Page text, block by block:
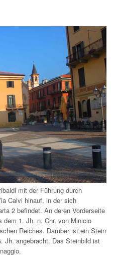
mit der Führung durch
Calvi hinauf, in der sich
2 befindet. An deren Vorderseite
dem 1. Jh. n. Chr, von Minicio
Reiches. Darüber ist ein Stein
Jh. angebracht. Das Steinbild ist